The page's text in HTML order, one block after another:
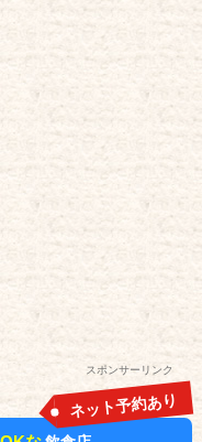
スポンサーリンク
ネット予約あり